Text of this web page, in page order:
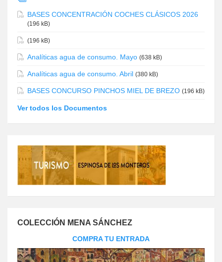
BASES CONCENTRACIÓN COCHES CLÁSICOS 2026
(196 kB)
(196 kB)
Analíticas agua de consumo. Mayo (638 kB)
Analíticas agua de consumo. Abril (380 kB)
BASES CONCURSO PINCHOS MIEL DE BREZO (196 kB)
Ver todos los Documentos
COLECCIÓN MENA SÁNCHEZ
COMPRA TU ENTRADA